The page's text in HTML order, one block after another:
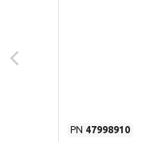
PN 47998910